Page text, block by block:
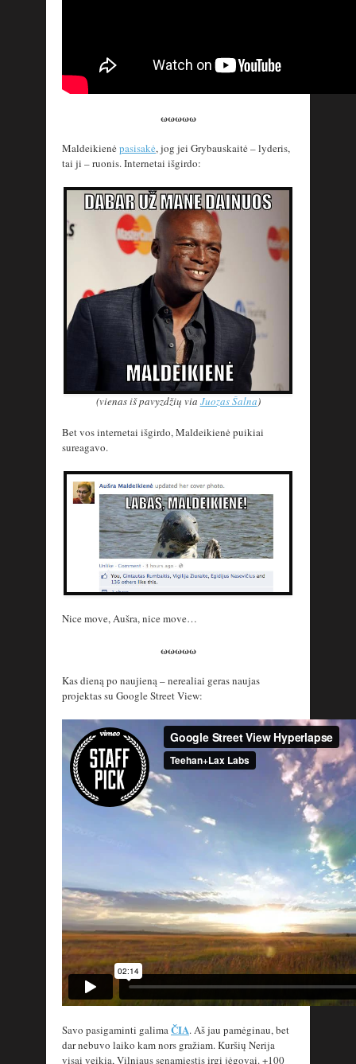
ωωωωω
Maldeikienėpasisakė, jog jei Grybauskaitė – lyderis,
tai ji – ruonis. Internetai išgirdo:
(vienas iš pavyzdžių via Juozas Šalna)
Bet vos internetai išgirdo, Maldeikienė puikiai
sureagavo.
Nice move, Aušra, nice move…
ωωωωω
Kas dieną po naujieną – nerealiai geras naujas
projektas su Google Street View:
Savo pasigaminti galimaČIA. Aš jau pamėginau, bet
dar nebuvo laiko kam nors gražiam. Kuršių Nerija
visai veikia, Vilniaus senamiestis irgi jėgovai. +100